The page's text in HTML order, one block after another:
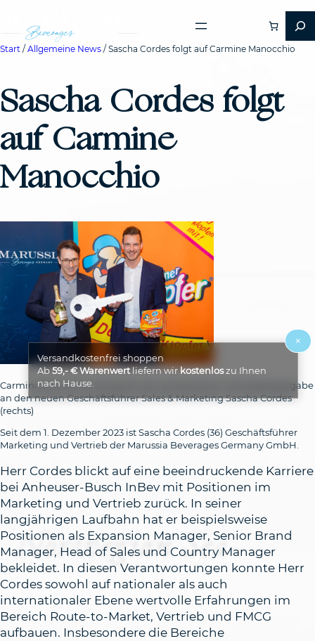
Versandkostenfrei shoppen
Ab59,- € Warenwertliefern wirkostenloszu Ihnen
nach Hause.
×
Start / Allgemeine News / Sascha Cordes folgt auf Carmine Manocchio
Sascha Cordes folgt
auf Carmine
Manocchio
Carmine Manocchio (links) bei der symbolischen Schlüsselübergabe
an den neuen Geschäftsführer Sales & Marketing Sascha Cordes
(rechts)
Seit dem 1. Dezember 2023 ist Sascha Cordes (36) Geschäftsführer
Marketing und Vertrieb der Marussia Beverages Germany GmbH.
Herr Cordes blickt auf eine beeindruckende Karriere
bei Anheuser-Busch InBev mit Positionen im
Marketing und Vertrieb zurück. In seiner
langjährigen Laufbahn hat er beispielsweise
Positionen als Expansion Manager, Senior Brand
Manager, Head of Sales und Country Manager
bekleidet. In diesen Verantwortungen konnte Herr
Cordes sowohl auf nationaler als auch
internationaler Ebene wertvolle Erfahrungen im
Bereich Route-to-Market, Vertrieb und FMCG
aufbauen. Insbesondere die Bereiche